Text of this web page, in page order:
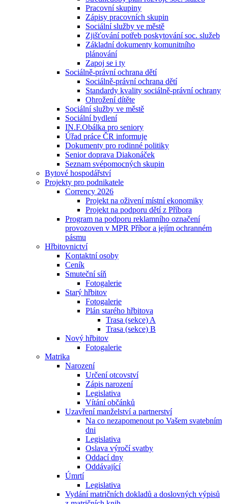
Pracovní skupiny
Zápisy pracovních skupin
Sociální služby ve městě
Zjišťování potřeb poskytování soc. služeb
Základní dokumenty komunitního
plánování
Zapoj se i ty
Sociálně-právní ochrana dětí
Sociálně-právní ochrana dětí
Standardy kvality sociálně-právní ochrany
Ohrožení dítěte
Sociální služby ve městě
Sociální bydlení
IN.F.Obálka pro seniory
Úřad práce ČR informuje
Dokumenty pro rodinné politiky
Senior doprava Diakonáček
Seznam svépomocných skupin
Bytové hospodářství
Projekty pro podnikatele
Corrency 2026
Projekt na oživení místní ekonomiky
Projekt na podporu dětí z Příbora
Program na podporu reklamního označení
provozoven v MPR Příbor a jejím ochranném
pásmu
Hřbitovnictví
Kontaktní osoby
Ceník
Smuteční síň
Fotogalerie
Starý hřbitov
Fotogalerie
Plán starého hřbitova
Trasa (sekce) A
Trasa (sekce) B
Nový hřbitov
Fotogalerie
Matrika
Narození
Určení otcovství
Zápis narození
Legislativa
Vítání občánků
Uzavření manželství a partnerství
Na co nezapomenout po Vašem svatebním
dni
Legislativa
Oslava výročí svatby
Oddací dny
Oddávající
Úmrtí
Legislativa
Vydání matričních dokladů a doslovných výpisů